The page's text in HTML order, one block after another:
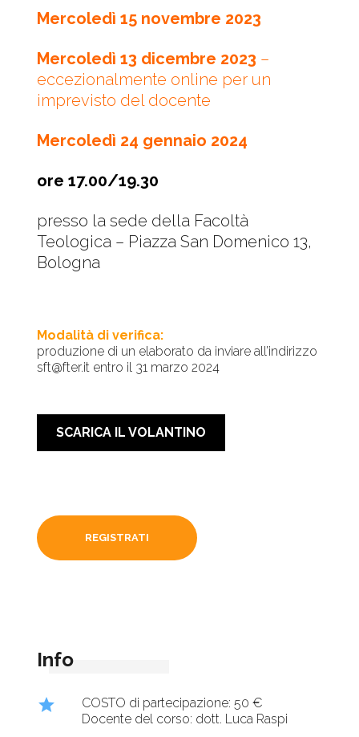
Mercoledì 15 novembre 2023
Mercoledì 13 dicembre 2023 –
eccezionalmente online per un
imprevisto del docente
Mercoledì 24 gennaio 2024
ore 17.00/19.30
presso la sede della Facoltà
Teologica – Piazza San Domenico 13,
Bologna
Modalità di verifica:
produzione di un elaborato da inviare all’indirizzo
sft@fter.it entro il 31 marzo 2024
SCARICA IL VOLANTINO
REGISTRATI
Info
star
COSTO di partecipazione: 50 €
Docente del corso: dott. Luca Raspi